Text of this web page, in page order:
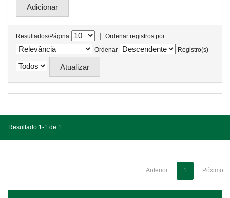
Resultados/Página |
Ordenar registros por
Ordenar
Registro(s)
Resultado 1-1 de 1.
Anterior 1 Póximo